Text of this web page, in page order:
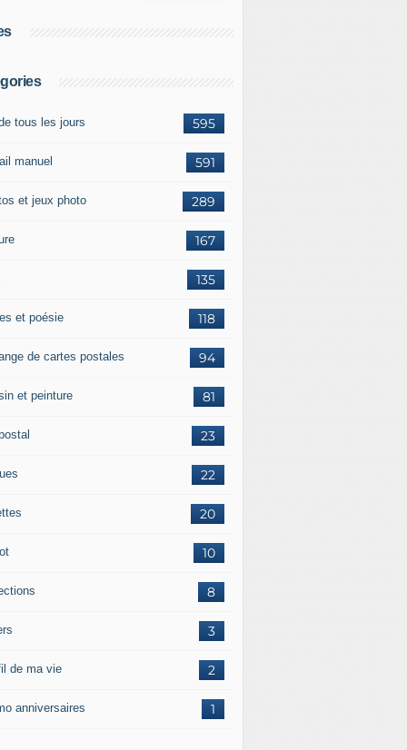
595
tous les jours
591
manuel
289
et jeux photo
167
135
118
et poésie
94
de cartes postales
81
et peinture
23
22
20
10
8
3
2
de ma vie
1
anniversaires